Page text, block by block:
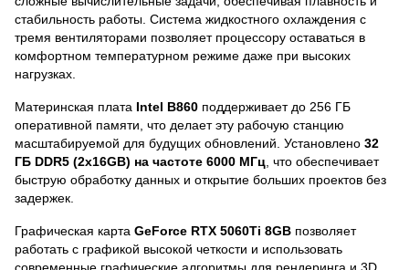
стабильность работы. Система жидкостного охлаждения с
тремя вентиляторами позволяет процессору оставаться в
комфортном температурном режиме даже при высоких
нагрузках.
Материнская плата Intel B860 поддерживает до 256 ГБ
оперативной памяти, что делает эту рабочую станцию
масштабируемой для будущих обновлений. Установлено 32
ГБ DDR5 (2x16GB) на частоте 6000 МГц, что обеспечивает
быструю обработку данных и открытие больших проектов без
задержек.
Графическая карта GeForce RTX 5060Ti 8GB позволяет
работать с графикой высокой четкости и использовать